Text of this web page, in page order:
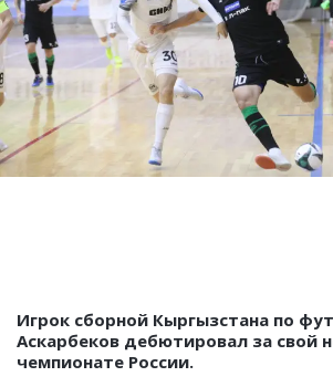
Игрок сборной Кыргызстана по
Аскарбеков дебютировал за свой
чемпионате России.